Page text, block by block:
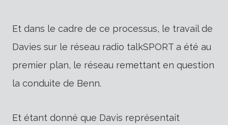
Et dans le cadre de ce processus, le travail de
Davies sur le réseau radio talkSPORT a été au
premier plan, le réseau remettant en question
la conduite de Benn.
Et étant donné que Davis représentait